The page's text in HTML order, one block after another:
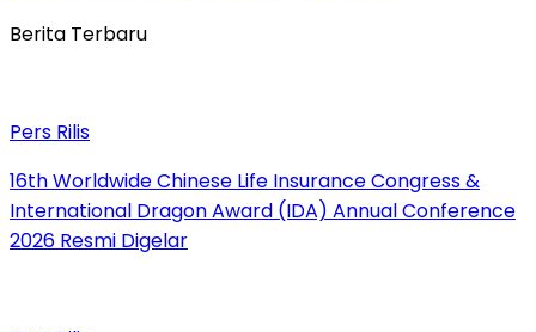
Berita Terbaru
Pers Rilis
16th Worldwide Chinese Life Insurance Congress &
International Dragon Award (IDA) Annual Conference
2026 Resmi Digelar